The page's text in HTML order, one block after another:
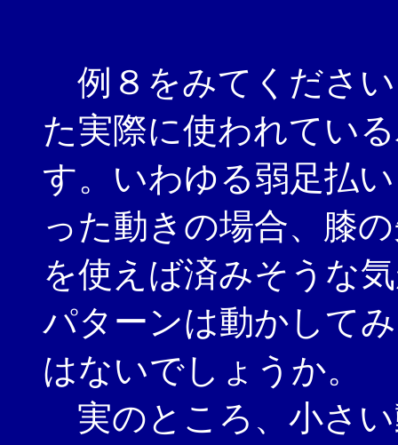
例８をみてくださ
た実際に使われてい
す。いわゆる弱足払
った動きの場合、膝
を使えば済みそうな
パターンは動かして
はないでしょうか。
実のところ、小さ